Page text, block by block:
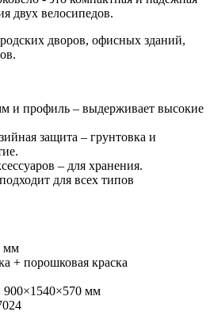
двух велосипедов.
дворов, офисных зданий,
и профиль – выдерживает высокие
защита – грунтовка и
– для хранения.
для всех типов
мм
+ порошковая краска
мм